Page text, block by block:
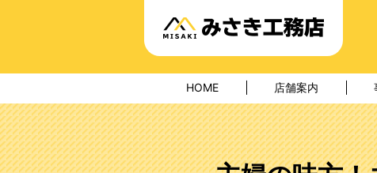
HOME 店舗案内